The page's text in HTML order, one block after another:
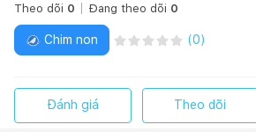
Theo dõi 0 Đang theo dõi 0
Chim non (0)
Đánh giá Theo dõi